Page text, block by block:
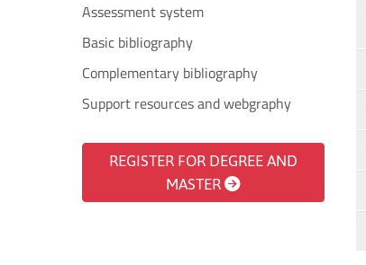
Assessment system
Basic bibliography
Complementary bibliography
Support resources and webgraphy
REGISTER FOR DEGREE AND
MASTER